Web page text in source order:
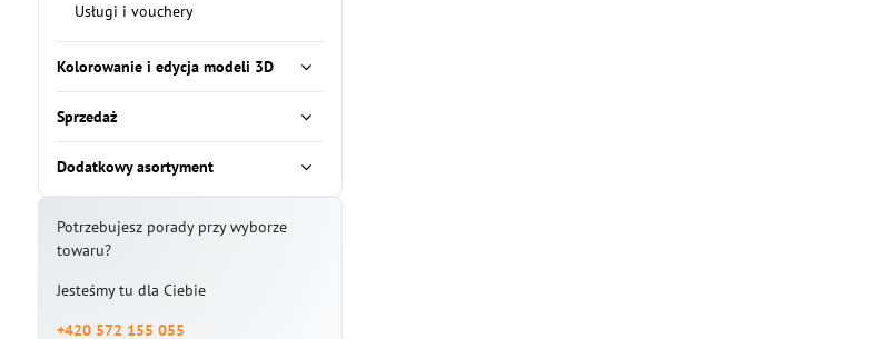
Usługi i vouchery
Kolorowanie i edycja modeli 3D
Sprzedaż
Dodatkowy asortyment
Potrzebujesz porady przy wyborze
towaru?
Jesteśmy tu dla Ciebie
+420 572 155 055